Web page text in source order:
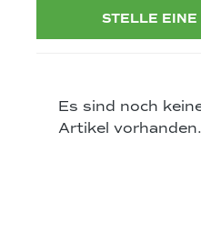
STELLE EINE
Es sind noch
Artikel vorhanden.